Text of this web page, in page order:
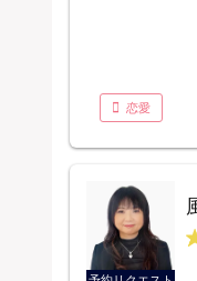
恋愛